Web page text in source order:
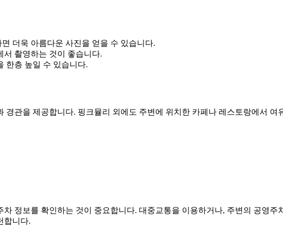
더욱 아름다운 사진을 얻을 수 있습니다.
서 촬영하는 것이 좋습니다.
한층 높일 수 있습니다.
관을 제공합니다. 핑크뮬리 외에도 주변에 위치한 카페나 레스토랑에서 여
정보를 확인하는 것이 중요합니다. 대중교통을 이용하거나, 주변의 공영주
합니다.